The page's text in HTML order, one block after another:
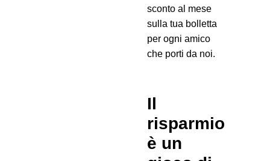
sconto al mese
sulla tua bolletta
per ogni amico
che porti da noi.
Il
risparmio
è un